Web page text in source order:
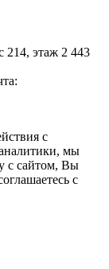
214, этаж 2 443
с
мы
с сайтом, Вы
с